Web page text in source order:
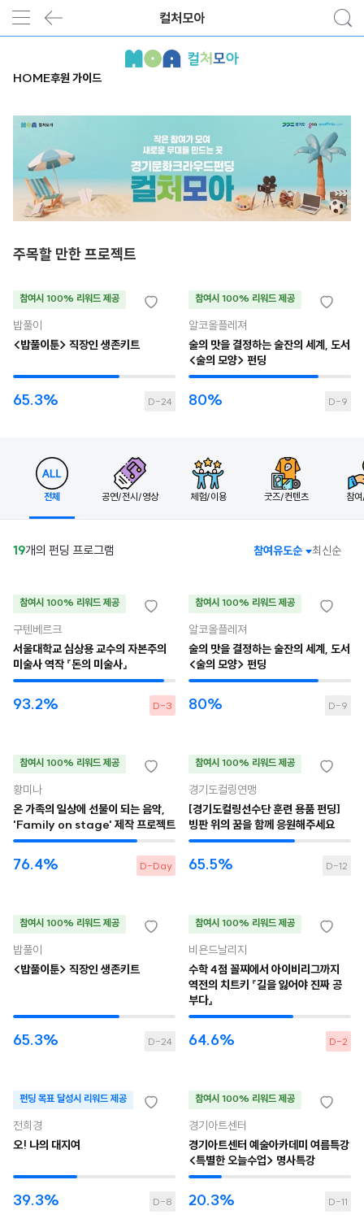
컬처모아
HOME후원 가이드
주목할 만한 프로젝트
참여시 100% 리워드 제공
밥풀이
<밥풀이툰> 직장인 생존키트
65.3% D-24
참여시 100% 리워드 제공
알코올플레져
술의 맛을 결정하는 술잔의 세계, 도서
<술의 모양> 펀딩
80% D-9
전체 공연/전시/영상 체험/이용 굿즈/컨텐츠 참
19개의 펀딩 프로그램 참여유도순 최신순
참여시 100% 리워드 제공
구텐베르크
서울대학교 심상용 교수의 자본주의
미술사 역작 『돈의 미술사』
93.2% D-3
참여시 100% 리워드 제공
알코올플레져
술의 맛을 결정하는 술잔의 세계, 도서
<술의 모양> 펀딩
80% D-9
참여시 100% 리워드 제공
황미나
온 가족의 일상에 선물이 되는 음악,
'Family on stage' 제작 프로젝트
76.4% D-Day
참여시 100% 리워드 제공
경기도컬링연맹
[경기도컬링선수단 훈련 용품 펀딩]
빙판 위의 꿈을 함께 응원해주세요
65.5% D-12
참여시 100% 리워드 제공
밥풀이
<밥풀이툰> 직장인 생존키트
65.3% D-24
참여시 100% 리워드 제공
비욘드날리지
수학 4점 꼴찌에서 아이비리그까지
역전의 치트키 『길을 잃어야 진짜 공
부다』
64.6% D-2
펀딩 목표 달성시 리워드 제공
전희경
오! 나의 대지여
39.3% D-8
참여시 100% 리워드 제공
경기아트센터
경기아트센터 예술아카데미 여름특강
<특별한 오늘수업> 명사특강
20.3% D-11